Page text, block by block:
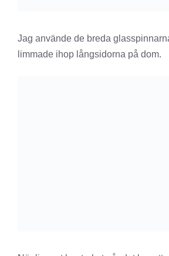
Jag använde de breda
limmade ihop långsidorna på dom.